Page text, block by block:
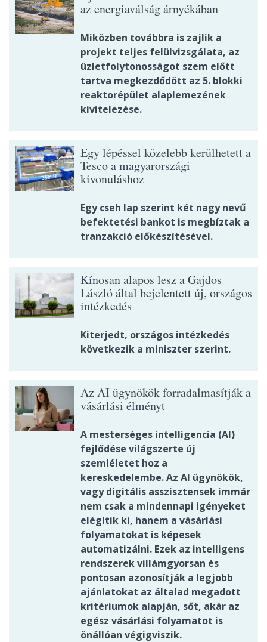
az energiaválság árnyékában
Miközben továbbra is zajlik a
projekt teljes felülvizsgálata, az
üzletfolytonosságot szem előtt
tartva megkezdődött az 5. blokki
reaktorépület alaplemezének
kivitelezése.
Egy lépéssel közelebb kerülhetett a
Tesco a magyarországi
kivonuláshoz
Egy cseh lap szerint két nagy nevű
befektetési bankot is megbíztak a
tranzakció előkészítésével.
Kínosan alapos lesz a Gajdos
László által bejelentett új, országos
intézkedés
Kiterjedt, országos intézkedés
következik a miniszter szerint.
Az AI ügynökök forradalmasítják a
vásárlási élményt
A mesterséges intelligencia (AI)
fejlődése világszerte új
szemléletet hoz a
kereskedelembe. Az AI ügynökök,
vagy digitális asszisztensek immár
nem csak a mindennapi igényeket
elégítik ki, hanem a vásárlási
folyamatokat is képesek
automatizálni. Ezek az intelligens
rendszerek villámgyorsan és
pontosan azonosítják a legjobb
ajánlatokat az általad megadott
kritériumok alapján, sőt, akár az
egész vásárlási folyamatot is
önállóan végigviszik.